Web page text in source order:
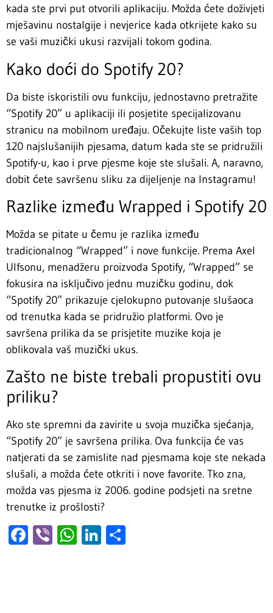
kada ste prvi put otvorili aplikaciju. Možda ćete doživjeti
mješavinu nostalgije i nevjerice kada otkrijete kako su
se vaši muzički ukusi razvijali tokom godina.
Kako doći do Spotify 20?
Da biste iskoristili ovu funkciju, jednostavno pretražite
“Spotify 20” u aplikaciji ili posjetite specijalizovanu
stranicu na mobilnom uređaju. Očekujte liste vaših top
120 najslušanijih pjesama, datum kada ste se pridružili
Spotify-u, kao i prve pjesme koje ste slušali. A, naravno,
dobit ćete savršenu sliku za dijeljenje na Instagramu!
Razlike između Wrapped i Spotify 20
Možda se pitate u čemu je razlika između
tradicionalnog “Wrapped” i nove funkcije. Prema Axel
Ulfsonu, menadžeru proizvoda Spotify, “Wrapped” se
fokusira na isključivo jednu muzičku godinu, dok
“Spotify 20” prikazuje cjelokupno putovanje slušaoca
od trenutka kada se pridružio platformi. Ovo je
savršena prilika da se prisjetite muzike koja je
oblikovala vaš muzički ukus.
Zašto ne biste trebali propustiti ovu
priliku?
Ako ste spremni da zavirite u svoja muzička sjećanja,
“Spotify 20” je savršena prilika. Ova funkcija će vas
natjerati da se zamislite nad pjesmama koje ste nekada
slušali, a možda ćete otkriti i nove favorite. Tko zna,
možda vas pjesma iz 2006. godine podsjeti na sretne
trenutke iz prošlosti?
Facebook
ViberWhatsApp
LinkedIn